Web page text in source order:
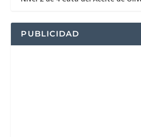
PUBLICIDAD